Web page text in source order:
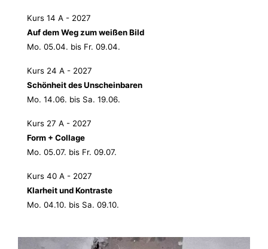
Kurs 14 A - 2027
Auf dem Weg zum weißen Bild
Mo. 05.04. bis Fr. 09.04.
Kurs 24 A - 2027
Schönheit des Unscheinbaren
Mo. 14.06. bis Sa. 19.06.
Kurs 27 A - 2027
Form + Collage
Mo. 05.07. bis Fr. 09.07.
Kurs 40 A - 2027
Klarheit und Kontraste
Mo. 04.10. bis Sa. 09.10.